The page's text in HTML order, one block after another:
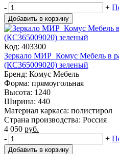
- +
Добавить в корзину
Код: 403300
Зеркало МИР_Комус Мебель в
(КС365009020) зеленый
Бренд: Комус Мебель
Форма: прямоугольная
Высота: 1240
Ширина: 440
Материал каркаса: полистирол
Страна производства: Россия
4 050 руб.
-
+
Добавить в корзину